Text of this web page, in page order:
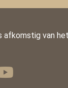
afkomstig van